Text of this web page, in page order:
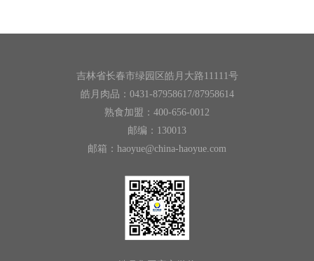
吉林省长春市绿园区皓月大路11111号
皓月肉品：0431-87958617/87958614
熟食加盟：400-656-0012
邮编：130013
邮箱：haoyue@china-haoyue.com